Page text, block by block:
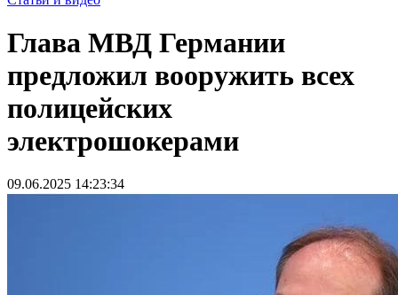
Глава МВД Германии
предложил вооружить всех
полицейских
электрошокерами
09.06.2025 14:23:34